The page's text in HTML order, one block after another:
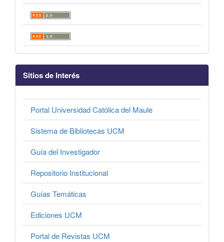
Sitios de Interés
Portal Universidad Católica del Maule
Sistema de Bibliotecas UCM
Guía del Investigador
Repositorio Institucional
Guías Temáticas
Ediciones UCM
Portal de Revistas UCM